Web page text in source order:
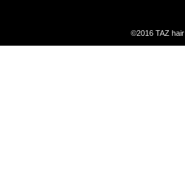
©2016 TAZ hair